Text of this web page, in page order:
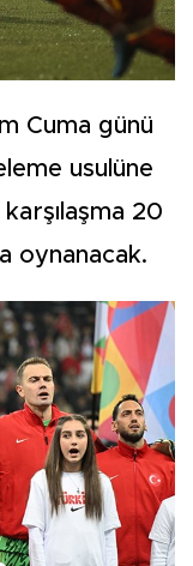
Cuma günü
usulüne
20
oynanacak.